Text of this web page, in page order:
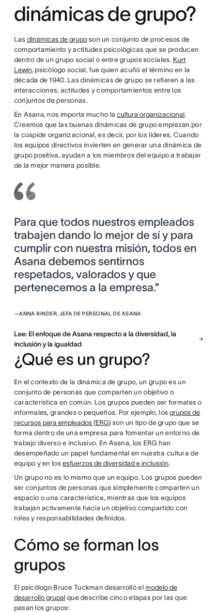
dinámicas de grupo?
Las dinámicas de gruposon un conjunto de procesos de
comportamiento y actitudes psicológicas que se producen
dentro de un grupo social o entre grupos sociales. Kurt
Lewin, psicólogo social, fue quien acuñó el término en la
década de 1940. Las dinámicas de grupo se refieren a las
interacciones, actitudes y comportamientos entre los
conjuntos de personas.
En Asana, nos importa mucho lacultura organizacional.
Creemos que las buenas dinámicas de grupo empiezan por
la cúspide organizacional, es decir, por los líderes. Cuando
los equipos directivos invierten en generar una dinámica de
grupo positiva, ayudan a los miembros del equipo a trabajar
de la mejor manera posible.
Para que todos nuestros empleados
trabajen dando lo mejor de sí y para
cumplir con nuestra misión, todos en
Asana debemos sentirnos
respetados, valorados y que
pertenecemos a la empresa.”
—ANNA BINDER, JEFA DE PERSONAL DE ASANA
Lee: El enfoque de Asana respecto a la diversidad, la
inclusión y la igualdad
¿Qué es un grupo?
En el contexto de la dinámica de grupo, un grupo es un
conjunto de personas que comparten un objetivo o
característica en común. Los grupos pueden ser formales o
informales, grandes o pequeños. Por ejemplo, losgrupos de
recursos para empleados (ERG)son un tipo de grupo que se
forma dentro de una empresa para fomentar un entorno de
trabajo diverso e inclusivo. En Asana, los ERG han
desempeñado un papel fundamental en nuestra cultura de
equipo y en losesfuerzos de diversidad e inclusión.
Un grupo no es lo mismo que un equipo. Los grupos pueden
ser conjuntos de personas que simplemente comparten un
espacio o una característica, mientras que los equipos
trabajan activamente hacia un objetivo compartido con
roles y responsabilidades definidos.
Cómo se forman los
grupos
El psicólogo Bruce Tuckman desarrolló el modelo de
desarrollo grupalque describe cinco etapas por las que
pasan los grupos: